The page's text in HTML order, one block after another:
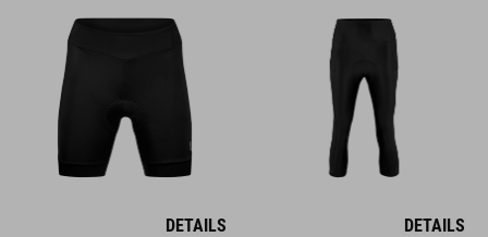
DETAILS DETAILS